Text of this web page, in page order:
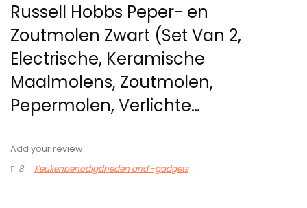
Russell Hobbs Peper- en
Zoutmolen Zwart (Set Van 2,
Electrische, Keramische
Maalmolens, Zoutmolen,
Pepermolen, Verlichte…
Add your review
8
Keukenbenodigdheden and -gadgets